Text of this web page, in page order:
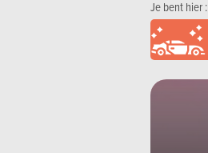
Je bent hier :